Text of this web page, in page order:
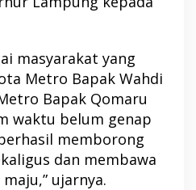
masyarakat yang
Metro Bapak Wahdi
Bapak Qomaru
waktu belum genap
memborong
dan membawa
ujarnya.